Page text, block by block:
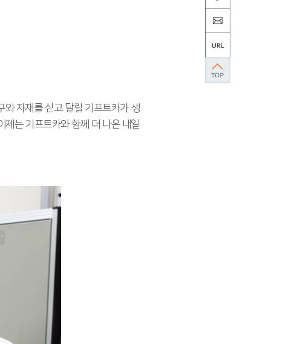
와 자재를 싣고 달릴 기프트카가 생
제는 기프트카와 함께 더 나은 내일